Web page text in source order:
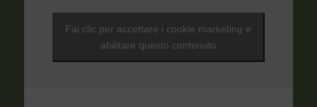
Fai clic per accettare i cookie marketing e
abilitare questo contenuto